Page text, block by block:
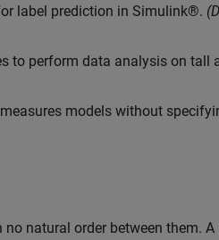
label prediction in Simulink®.
to perform data analysis on tall
models without
natural order between them.